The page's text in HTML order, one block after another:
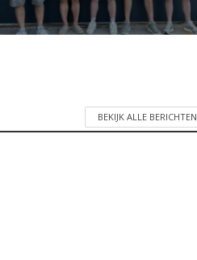
BEKIJK ALLE BERICHTEN